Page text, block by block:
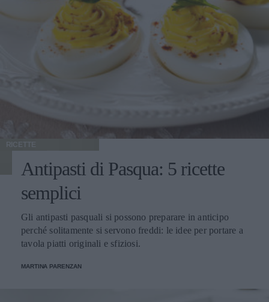
RICETTE
Antipasti di Pasqua: 5 ricette
semplici
Gli antipasti pasquali si possono preparare in anticipo
perché solitamente si servono freddi: le idee per portare a
tavola piatti originali e sfiziosi.
MARTINA PARENZAN